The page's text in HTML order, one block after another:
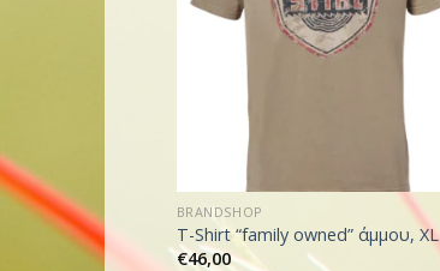
BRANDSHOP
T-Shirt “family owned” άμμου, XL
€46,00